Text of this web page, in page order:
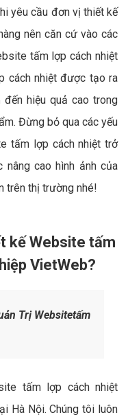
yêu cầu đơn vị thiết kế
nên căn cứ vào các
tấm lợp cách nhiệt
cách nhiệt được tạo ra
hiệu quả cao trong
Đừng bỏ qua các yếu
tấm lợp cách nhiệt trở
nâng cao hình ảnh của
trên thị trường nhé!
kế Website tấm
VietWeb?
Trị Websitetấm
tấm lợp cách nhiệt
Hà Nội. Chúng tôi luôn